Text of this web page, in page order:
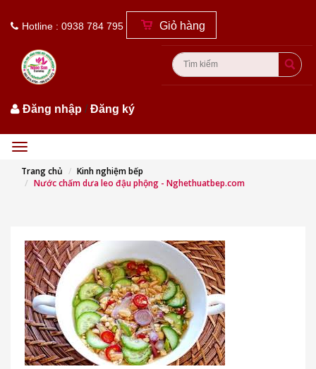
Hotline : 0938 784 795 Giỏ hàng
Đăng nhập /Đăng ký
Menu
Trang chủ
Kinh nghiệm bếp
Nước chấm dưa leo đậu phộng - Nghethuatbep.com